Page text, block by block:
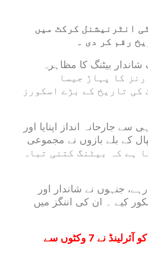
انٹرنیشنل کرکٹ میں
رقم کر دی ۔
بیٹنگ کا مظاہرہ
کرتے ہوئے مقررہ 20 اوورز میں 2 وکٹوں کے نقصان پر 313 رنز کا پہاڑ جیسا
تاریخ کے بڑے اسکورز
سے جارحانہ انداز اپنایا اور
کے بلے بازوں نے مجموعی
ہے کہ بیٹنگ کتنی تباہ
جنہوں نے شاندار اور
ہوئے صرف 43 گیندوں پر 129 رنز اسکور کیے ۔ ان کی اننگز میں
ٹی 20 سہ فریقی سیریز: پاکستان ویمن کو آئرلینڈ نے 7 وکٹوں سے